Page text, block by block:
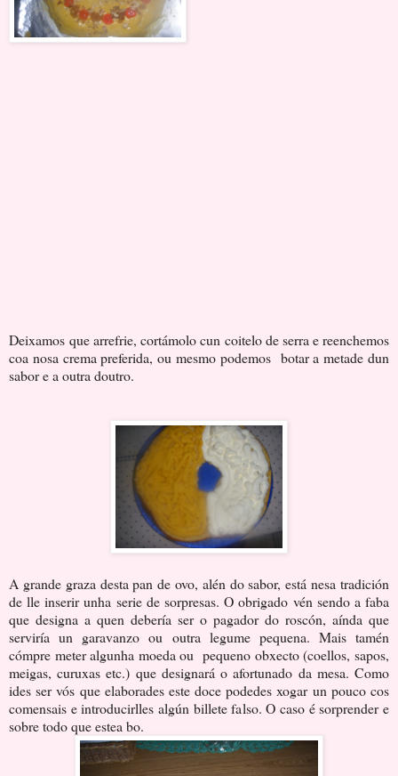
Deixamosque arrefrie, cortámolo cun coitelo de serra e reenchemos
coa nosa crema preferida, ou mesmo podemos botar a metade dun
sabor e a outra doutro.
A grande graza desta pan de ovo, alén do sabor, está nesa tradición
de lle inserir unha serie de sorpresas. O obrigado vén sendo a faba
que designa a quen debería ser o pagador do roscón, aínda que
serviría un garavanzo ou outra legume pequena. Mais tamén
cómpre meter algunha moeda ou pequeno obxecto (coellos, sapos,
meigas, curuxas etc.) que designará o afortunado da mesa. Como
ides ser vós que elaborades este doce podedes xogar un pouco cos
comensais e introducirlles algún billete falso. O caso é sorprender e
sobre todo que estea bo.